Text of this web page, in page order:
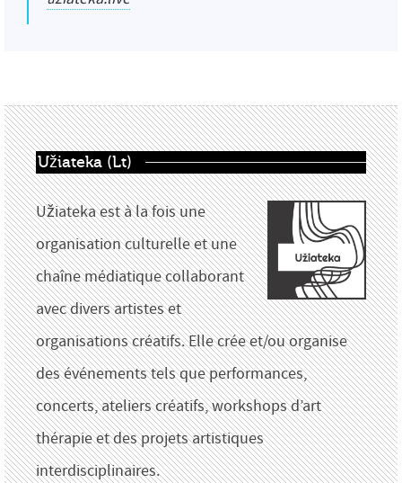
Užiateka (Lt)
Užiateka est à la fois une
organisation culturelle et une
chaîne médiatique collaborant
avec divers artistes et
organisations créatifs. Elle crée et/ou organise
des événements tels que performances,
concerts, ateliers créatifs, workshops d’art
thérapie et des projets artistiques
interdisciplinaires.